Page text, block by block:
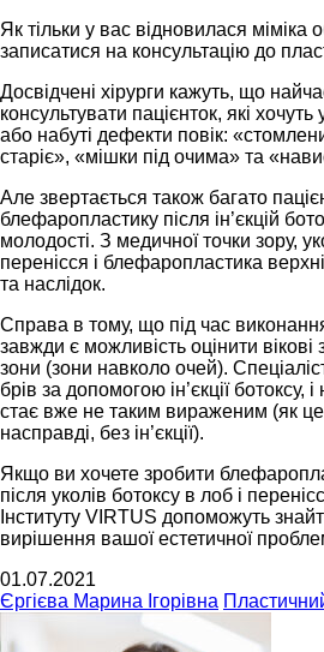
Як тільки у вас відновилася міміка
записатися на консультацію до
Досвідчені хірурги кажуть, що
консультувати пацієнток, які
або набуті дефекти повік:
старіє», «мішки під очима» та
Але звертається також багато
блефаропластику після ін’єкцій
молодості. З медичної точки зору,
перенісся і блефаропластика
та наслідок.
Справа в тому, що під час
завжди є можливість оцінити вікові
зони (зони навколо очей).
брів за допомогою ін’єкції ботоксу,
стає вже не таким вираженим (як
насправді, без ін’єкції).
Якщо ви хочете зробити
після уколів ботоксу в лоб і
Інституту VIRTUS допоможуть
вирішення вашої естетичної
01.07.2021
Єргієва Марина Ігорівна